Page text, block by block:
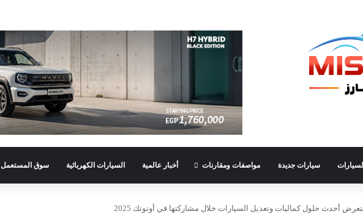
سيارات جديدة مواصفات ومقارنات أخبار عالمية السيارات الكهربائية سوق المستعمل
أحدث حلول كماليات وتعديل السيارات خلال مشاركتها في أوتوتك 2025